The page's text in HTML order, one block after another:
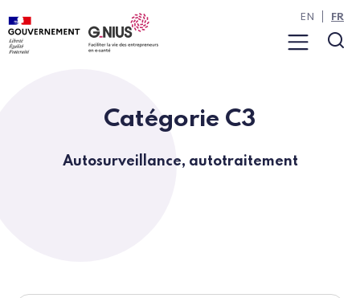
Panneau de gestion des cookies
Aller au contenu
Aller à la navigation
Menu
EN FR
Catégorie C3
Autosurveillance, autotraitement